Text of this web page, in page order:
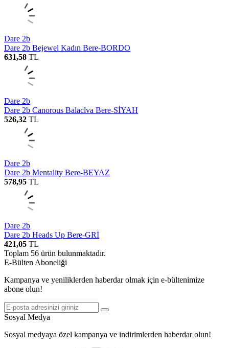
Dare 2b
Dare 2b Bejewel Kadın Bere-BORDO
631,58 TL
Dare 2b
Dare 2b Canorous Balaclva Bere-SİYAH
526,32 TL
Dare 2b
Dare 2b Mentality Bere-BEYAZ
578,95 TL
Dare 2b
Dare 2b Heads Up Bere-GRİ
421,05 TL
Toplam 56 ürün bulunmaktadır.
E-Bülten Aboneliği
Kampanya ve yeniliklerden haberdar olmak için e-bültenimize
abone olun!
Sosyal Medya
Sosyal medyaya özel kampanya ve indirimlerden haberdar olun!